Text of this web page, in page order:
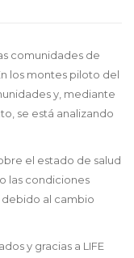
comunidades de
los montes piloto del
y, mediante
se está analizando
el estado de salud
las condiciones
debido al cambio
y gracias a LIFE